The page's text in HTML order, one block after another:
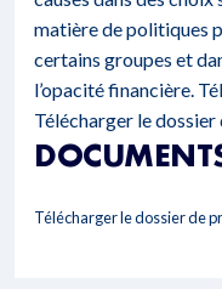
matière de politiques
certains groupes et
l’opacité financière.
Télécharger le
Télécharger le dossier de